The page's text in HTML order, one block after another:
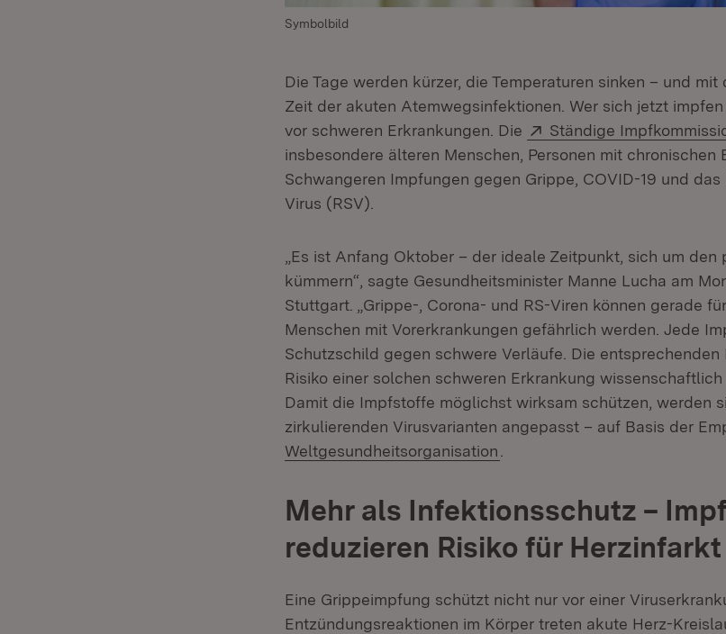
Symbolbild
Die Tage werden kürzer, die Temperaturen sinken – und
Zeit der akuten Atemwegsinfektionen. Wer sich jetzt
vor schweren Erkrankungen. Die
Extern:
Ständige
insbesondere älteren Menschen, Personen mit chronischen
Schwangeren Impfungen gegen Grippe, COVID-19 und
Virus (RSV).
„Es ist Anfang Oktober – der ideale Zeitpunkt, sich um
kümmern“, sagte Gesundheitsminister Manne Lucha am
Stuttgart. „Grippe-, Corona- und RS-Viren können gerade
Menschen mit Vorerkrankungen gefährlich werden. Jede
Schutzschild gegen schwere Verläufe. Die entsprechenden
Risiko einer solchen schweren Erkrankung
Damit die Impfstoffe möglichst wirksam schützen, werden
zirkulierenden Virusvarianten angepasst – auf Basis der
Weltgesundheitsorganisation
Mehr als Infektionsschutz –
reduzieren Risiko für Herzinfarkt
Eine Grippeimpfung schützt nicht nur vor einer
Entzündungsreaktionen im Körper treten akute Herz-